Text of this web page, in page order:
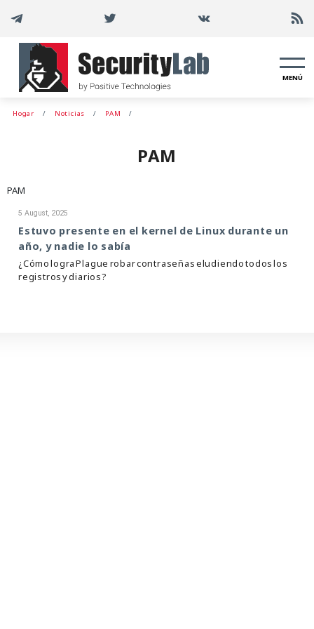
MENÚ
Hogar Noticias PAM
PAM
PAM
5 August, 2025
Estuvo presente en el kernel de Linux durante un
año, y nadie lo sabía
¿Cómo logra Plague robar contraseñas eludiendo todos los
registros y diarios?